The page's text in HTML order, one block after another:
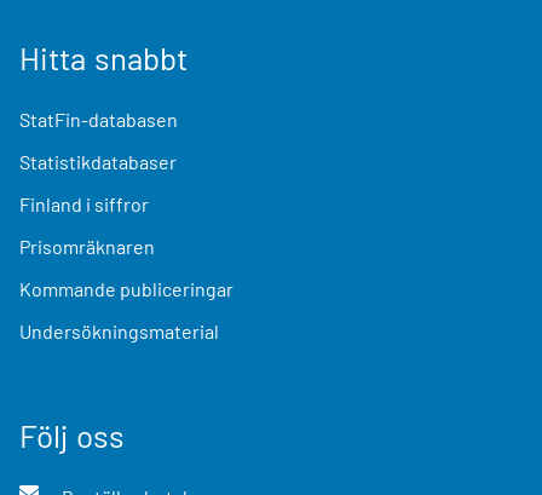
Hitta snabbt
StatFin-databasen
Statistikdatabaser
Finland i siffror
Prisomräknaren
Kommande publiceringar
Undersökningsmaterial
Följ oss